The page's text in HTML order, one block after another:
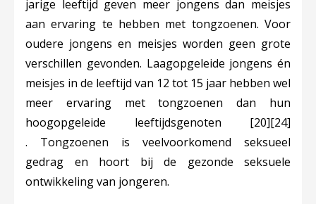
jarige leeftijd geven meer jongens dan meisjes
aan ervaring te hebben met tongzoenen. Voor
oudere jongens en meisjes worden geen grote
verschillen gevonden. Laagopgeleide jongens én
meisjes in de leeftijd van 12 tot 15 jaar hebben wel
meer ervaring met tongzoenen dan hun
hoogopgeleide leeftijdsgenoten [20][24]
. Tongzoenen is veelvoorkomend seksueel
gedrag en hoort bij de gezonde seksuele
ontwikkeling van jongeren.